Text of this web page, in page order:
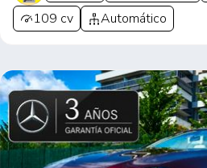
109 cv
Automático